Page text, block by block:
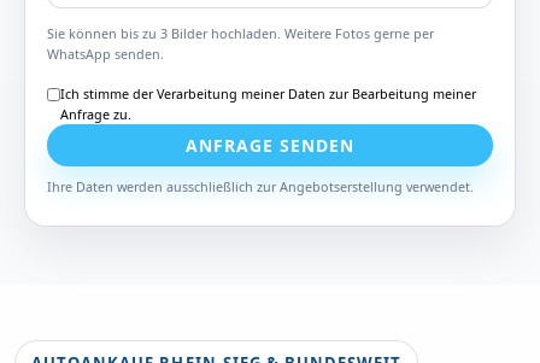
Sie können bis zu 3 Bilder hochladen. Weitere Fotos gerne per
WhatsApp senden.
Ich stimme der Verarbeitung meiner Daten zur Bearbeitung meiner
Anfrage zu.
ANFRAGE SENDEN
Ihre Daten werden ausschließlich zur Angebotserstellung verwendet.